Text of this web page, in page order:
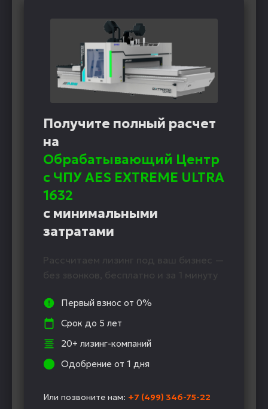
Получите полный расчет
на
Обрабатывающий Центр
с ЧПУ AES EXTREME ULTRA
1632
с минимальными
затратами
Рассчитаем лизинг под ваш бизнес —
без звонков, бесплатно и за 1 минуту
Первый взнос от 0%
Срок до 5 лет
20+ лизинг-компаний
Одобрение от 1 дня
Или позвоните нам: +7 (499) 346-75-22